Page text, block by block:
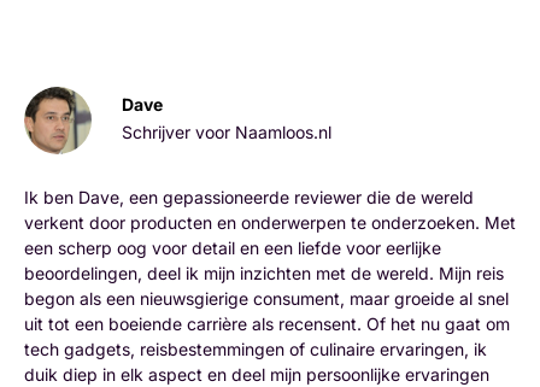
Dave
Schrijver voor Naamloos.nl
Ik ben Dave, een gepassioneerde reviewer die de wereld
verkent door producten en onderwerpen te onderzoeken. Met
een scherp oog voor detail en een liefde voor eerlijke
beoordelingen, deel ik mijn inzichten met de wereld. Mijn reis
begon als een nieuwsgierige consument, maar groeide al snel
uit tot een boeiende carrière als recensent. Of het nu gaat om
tech gadgets, reisbestemmingen of culinaire ervaringen, ik
duik diep in elk aspect en deel mijn persoonlijke ervaringen